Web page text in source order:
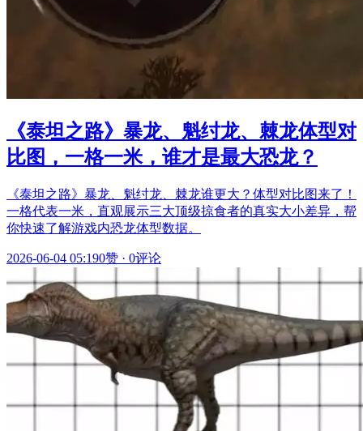
《泰坦之路》暴龙、魁纣龙、棘龙体型对
比图，一格一米，谁才是最大恐龙？
《泰坦之路》暴龙、魁纣龙、棘龙谁更大？体型对比图来了！
一格代表一米，直观展示三大顶级掠食者的真实大小差异，帮
你快速了解游戏内恐龙体型数据。
2026-06-04 05:190赞 · 0评论